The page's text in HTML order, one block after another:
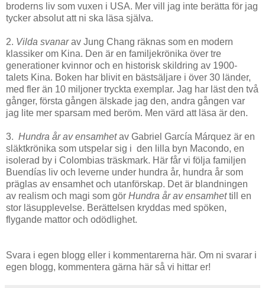
broderns liv som vuxen i USA. Mer vill jag inte berätta för jag
tycker absolut att ni ska läsa själva.
2. Vilda svanarav Jung Chang räknas som en modern
klassiker om Kina. Den är en familjekrönika över tre
generationer kvinnor och en historisk skildring av 1900-
talets Kina. Boken har blivit en bästsäljare i över 30 länder,
med fler än 10 miljoner tryckta exemplar. Jag har läst den två
gånger, första gången älskade jag den, andra gången var
jag lite mer sparsam med beröm. Men värd att läsa är den.
3. Hundra år av ensamhetav Gabriel García Márquez är en
släktkrönika som utspelar sig i den lilla byn Macondo, en
isolerad by i Colombias träskmark. Här får vi följa familjen
Buendías liv och leverne under hundra år, hundra år som
präglas av ensamhet och utanförskap. Det är blandningen
av realism och magi som gör Hundra år av ensamhettill en
stor läsupplevelse. Berättelsen kryddas med spöken,
flygande mattor och odödlighet.
Svara i egen blogg eller i kommentarerna här. Om ni svarar i
egen blogg, kommentera gärna här så vi hittar er!